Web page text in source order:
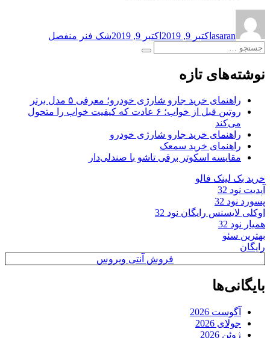
asaranدر
اکتبر 9, 2019 اکتبر 9, 2019
شک فنر منفصل
جستجو
جستجو
نوشته‌های تازه
راهنمای خرید جارو شارژی خودرو؛ معرفی ۵ مدل برتر
روتین قبل از خواب؛ ۶ عادت که کیفیت خواب را متحول
می‌کند
راهنمای خرید جارو شارژی خودرو
راهنمای خرید سمعک
مقایسه اسکوتر برقی تاشو با صندلی‌دار
خرید بک لینک فالو
آپدیت نود 32
پسورد نود 32
اوکلی لایسنس رایگان نود 32
همیار نود 32
بهترین سئو
رایگان
فروش آنتی ویروس
بایگانی‌ها
آگوست 2026
جولای 2026
ژوئن 2026